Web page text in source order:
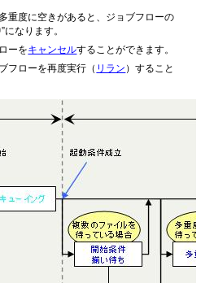
重度に空きがあると、ジョブフローの
になります。
ーをキャンセルすることができます。
フローを再度実行（ リラン ）すること